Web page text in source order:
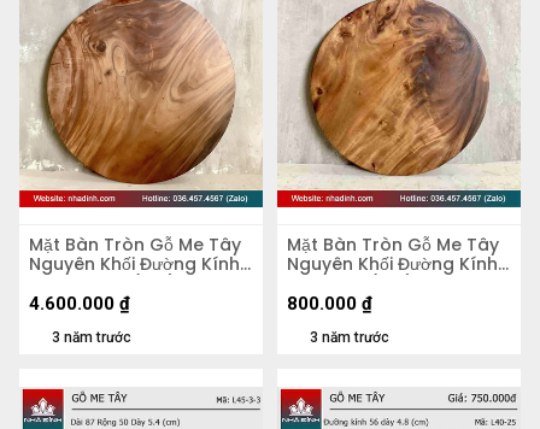
Mặt Bàn Tròn Gỗ Me Tây
Nguyên Khối Đường Kính
103 Dày 4,5 (cm)
3 năm trước
4.600.000 ₫
Mặt Bàn Tròn Gỗ Me Tây
Nguyên Khối Đường Kính
47 Dày 5 (cm)
3 năm trước
800.000 ₫